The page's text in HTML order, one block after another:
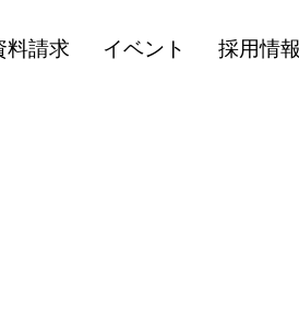
料請求 イベント 採用情報